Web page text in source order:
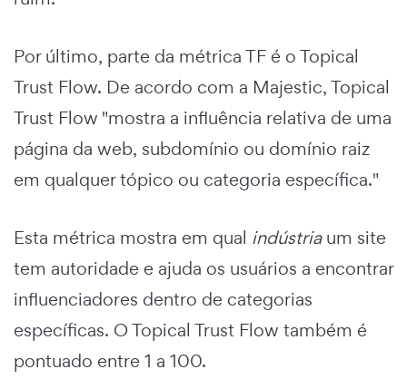
Por último, parte da métrica TF é o Topical
Trust Flow. De acordo com a Majestic, Topical
Trust Flow "mostra a influência relativa de uma
página da web, subdomínio ou domínio raiz
em qualquer tópico ou categoria específica."
Esta métrica mostra em qual indústriaum site
tem autoridade e ajuda os usuários a encontrar
influenciadores dentro de categorias
específicas. O Topical Trust Flow também é
pontuado entre 1 a 100.